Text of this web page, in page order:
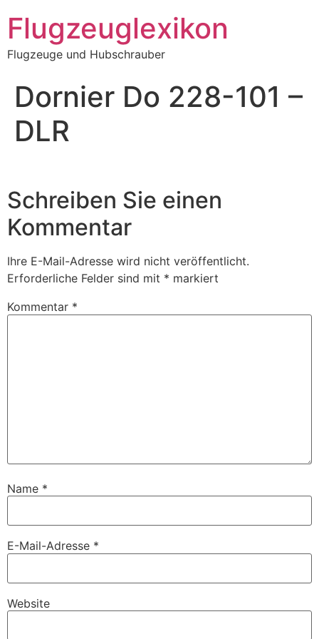
Inhalt
springen
Flugzeuglexikon
Flugzeuge und Hubschrauber
Dornier Do 228-101 –
DLR
Schreiben Sie einen
Kommentar
Ihre E-Mail-Adresse wird nicht veröffentlicht.
Erforderliche Felder sind mit * markiert
Kommentar *
Name *
E-Mail-Adresse *
Website